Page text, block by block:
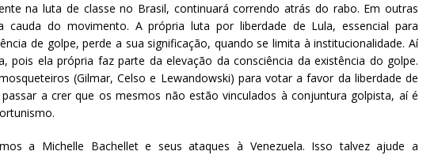
na luta de classe no Brasil, continuará correndo atrás do rabo. Em outras
cauda do movimento. A própria luta por liberdade de Lula, essencial para
de golpe, perde a sua significação, quando se limita à institucionalidade. Aí
pois ela própria faz parte da elevação da consciência da existência do golpe.
(Gilmar, Celso e Lewandowski) para votar a favor da liberdade de
a crer que os mesmos não estão vinculados à conjuntura golpista, aí é
a Michelle Bachellet e seus ataques à Venezuela. Isso talvez ajude a